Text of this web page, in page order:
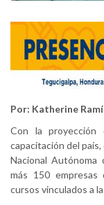
Por: Katherine
Con la
capacitación del
Nacional Autónoma
más 150
cursos vinculados a